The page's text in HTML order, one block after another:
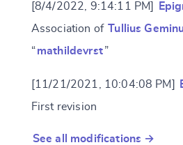
[8/4/2022, 9:14:11 PM]
Association of Tullius
“mathildevrst”
[11/21/2021, 10:04:08 PM]
First revision
See all modifications →